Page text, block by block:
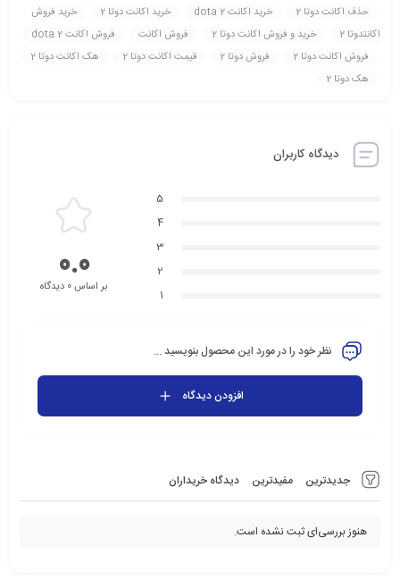
حذف اکانت دوتا 2
خريد اکانت dota 2 خريد اکانت دوتا 2
خريد فروش
اکانتدوتا 2
خريد و فروش اکانت دوتا 2 فروش اکانت
فروش اکانت dota 2
فروش اکانت دوتا 2
فروش دوتا 2 قيمت اکانت دوتا 2
هک اکانت دوتا 2
هک دوتا 2
دیدگاه کاربران
جدیدترین مفیدترین دیدگاه خریداران
هنوز بررسی‌ای ثبت نشده است.
5
4
3
2
1
0.0بر اساس 0 دیدگاه
نظر خود را در مورد این محصول بنویسید ...
افزودن دیدگاه